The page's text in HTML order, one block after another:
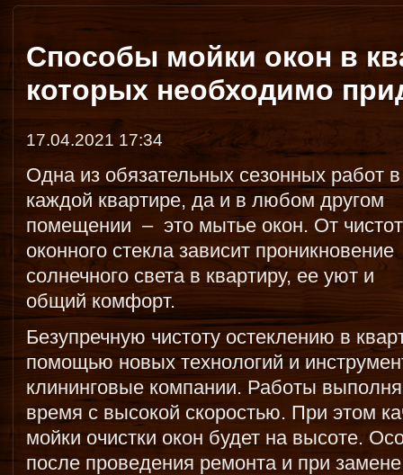
Способы мойки окон в
которых необходимо
17.04.2021 17:34
Одна из обязательных сезонных работ в
каждой квартире, да и в любом другом
помещении – это мытье окон. От
оконного стекла зависит проникновение
солнечного света в квартиру, ее уют и
общий комфорт.
Безупречную чистоту остеклению в
помощью новых технологий и
клининговые компании. Работы
время с высокой скоростью. При этом
мойки очистки окон будет на высоте.
после проведения ремонта и при